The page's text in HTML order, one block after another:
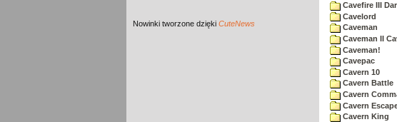
Nowinki tworzone dzięki CuteNews
Cavefire III
Cavelord
Caveman
Caveman II
Caveman!
Cavepac
Cavern 10
Cavern Battle
Cavern
Cavern
Cavern King